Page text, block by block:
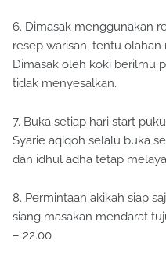
6. Dimasak menggunakan
resep warisan, tentu
Dimasak oleh koki berilmu
tidak menyesalkan.
7. Buka setiap hari start
Syarie aqiqoh selalu buka
dan idhul adha tetap
8. Permintaan akikah siap
siang masakan mendarat
– 22.00